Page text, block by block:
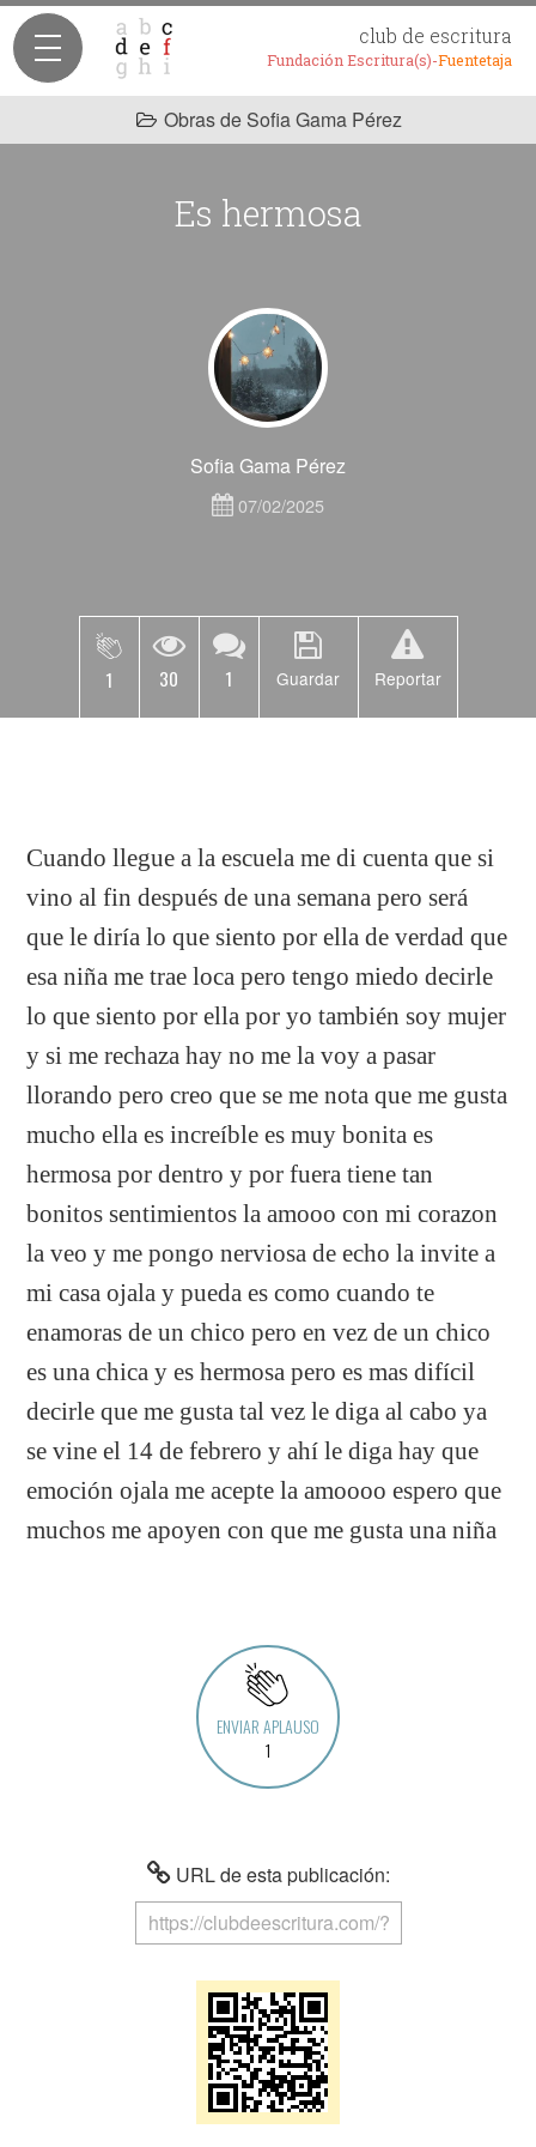
club de escritura
Fundación Escritura(s)-Fuentetaja
Obras de Sofia Gama Pérez
Es hermosa
Sofia Gama Pérez
07/02/2025
1 30 1 Guardar Reportar
Cuando llegue a la escuela me di cuenta que si
vino al fin después de una semana pero será
que le diría lo que siento por ella de verdad que
esa niña me trae loca pero tengo miedo decirle
lo que siento por ella por yo también soy mujer
y si me rechaza hay no me la voy a pasar
llorando pero creo que se me nota que me gusta
mucho ella es increíble es muy bonita es
hermosa por dentro y por fuera tiene tan
bonitos sentimientos la amooo con mi corazon
la veo y me pongo nerviosa de echo la invite a
mi casa ojala y pueda es como cuando te
enamoras de un chico pero en vez de un chico
es una chica y es hermosa pero es mas difícil
decirle que me gusta tal vez le diga al cabo ya
se vine el 14 de febrero y ahí le diga hay que
emoción ojala me acepte la amoooo espero que
muchos me apoyen con que me gusta una niña
ENVIAR APLAUSO
1
URL de esta publicación: